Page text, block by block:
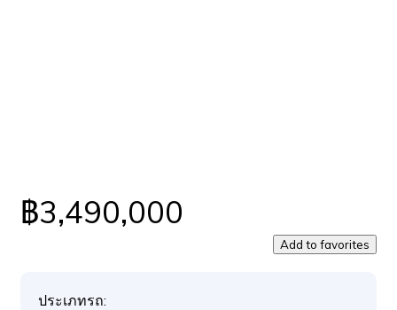
฿3,490,000
Add to favorites
ประเภทรถ: